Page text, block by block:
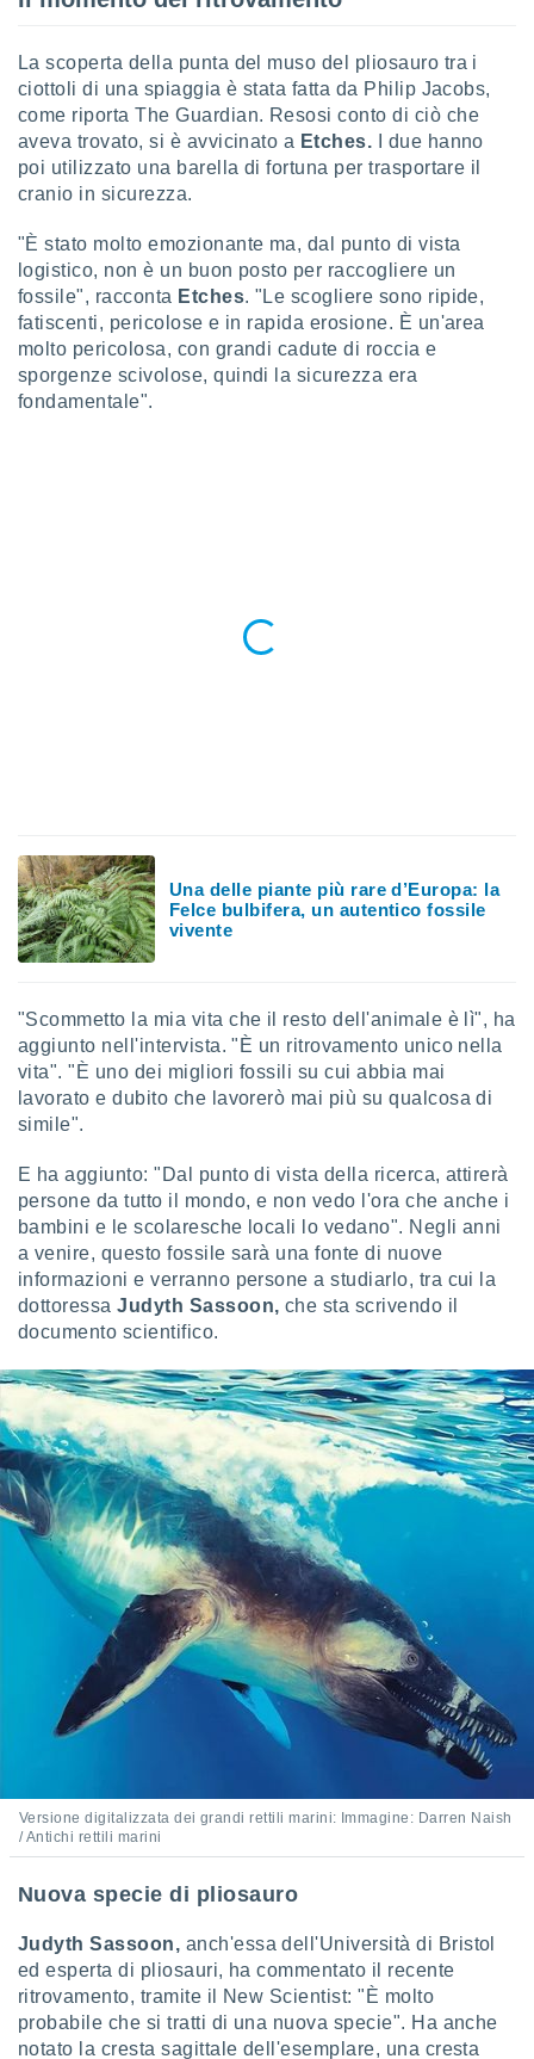
su
web,
e
di
dati
sulla
al quale
Per
tuo
su
e/o
dati
la
della
la
profili
per
profili
degli
dei
il
o la
di
del
delle
dei
e degli
La scoperta della punta del muso del pliosauro tra i
ciottoli di una spiaggia è stata fatta da Philip Jacobs,
come riporta The Guardian. Resosi conto di ciò che
aveva trovato, si è avvicinato a Etches. I due hanno
poi utilizzato una barella di fortuna per trasportare il
cranio in sicurezza.
"È stato molto emozionante ma, dal punto di vista
logistico, non è un buon posto per raccogliere un
fossile", racconta Etches. "Le scogliere sono ripide,
fatiscenti, pericolose e in rapida erosione. È un'area
molto pericolosa, con grandi cadute di roccia e
sporgenze scivolose, quindi la sicurezza era
fondamentale".
Una delle piante più rare d’Europa: la
Felce bulbifera, un autentico fossile
vivente
"Scommetto la mia vita che il resto dell'animale è lì", ha
aggiunto nell'intervista. "È un ritrovamento unico nella
vita". "È uno dei migliori fossili su cui abbia mai
lavorato e dubito che lavorerò mai più su qualcosa di
simile".
E ha aggiunto: "Dal punto di vista della ricerca, attirerà
persone da tutto il mondo, e non vedo l'ora che anche i
bambini e le scolaresche locali lo vedano". Negli anni
a venire, questo fossile sarà una fonte di nuove
informazioni e verranno persone a studiarlo, tra cui la
dottoressaJudyth Sassoon, che sta scrivendo il
documento scientifico.
Versione digitalizzata dei grandi rettili marini: Immagine: Darren Naish
/ Antichi rettili marini
Nuova specie di pliosauro
Judyth Sassoon, anch'essa dell'Università di Bristol
ed esperta di pliosauri, ha commentato il recente
ritrovamento, tramite il New Scientist: "È molto
probabile che si tratti di una nuova specie". Ha anche
notato la cresta sagittale dell'esemplare, una cresta